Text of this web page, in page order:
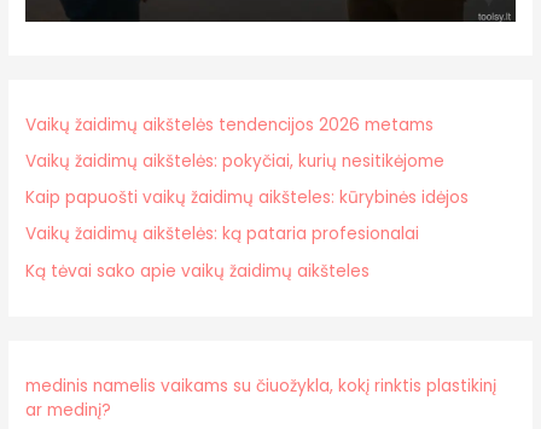
Vaikų žaidimų aikštelės tendencijos 2026 metams
Vaikų žaidimų aikštelės: pokyčiai, kurių nesitikėjome
Kaip papuošti vaikų žaidimų aikšteles: kūrybinės idėjos
Vaikų žaidimų aikštelės: ką pataria profesionalai
Ką tėvai sako apie vaikų žaidimų aikšteles
medinis namelis vaikams su čiuožykla, kokį rinktis plastikinį
ar medinį?